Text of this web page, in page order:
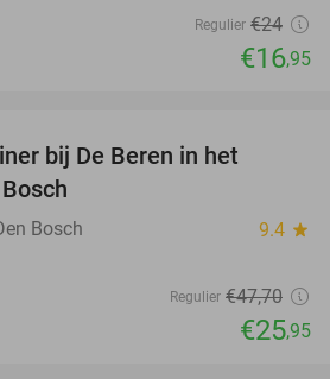
Regulier €24
€16,95
bij De Beren in het
Bosch 9.4 star
Regulier €47,70
€25,95